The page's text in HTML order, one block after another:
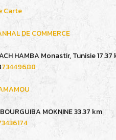
Carte
DE COMMERCE
HAMBA Monastir, Tunisie17.37
73449688
MOKNINE33.37 km